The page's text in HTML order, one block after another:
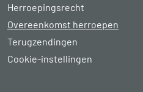
Herroepingsrecht
Overeenkomst herroepen
Terugzendingen
Cookie-instellingen